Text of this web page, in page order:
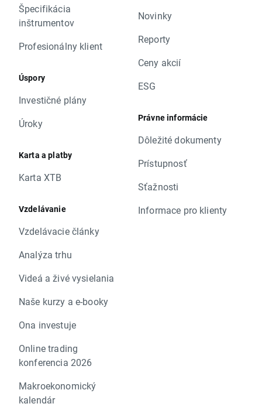
Špecifikácia
inštrumentov
Profesionálny klient
Úspory
Investičné plány
Úroky
Karta a platby
Karta XTB
Vzdelávanie
Vzdelávacie články
Analýza trhu
Videá a živé vysielania
Naše kurzy a e-booky
Ona investuje
Online trading
konferencia 2026
Makroekonomický
kalendár
Novinky
Reporty
Ceny akcií
ESG
Právne informácie
Dôležité dokumenty
Prístupnosť
Sťažnosti
Informace pro klienty